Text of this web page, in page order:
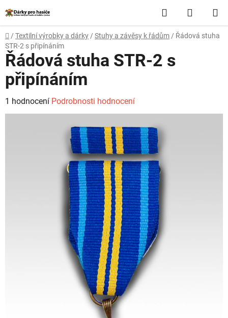
na
obsah
Hledat
KOŠÍK
Domů
/ Textilní výrobky a dárky / Stuhy a závěsy k řádům / Řádová stuha
STR-2 s připínáním
Řádová stuha STR-2 s
připínáním
Průměrné
hodnocení
1 hodnocení Podrobnosti hodnocení